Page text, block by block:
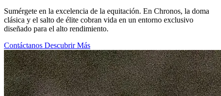
Sumérgete en la excelencia de la equitación. En Chronos, la doma
clásica y el salto de élite cobran vida en un entorno exclusivo
diseñado para el alto rendimiento.
Contáctanos Descubrir Más